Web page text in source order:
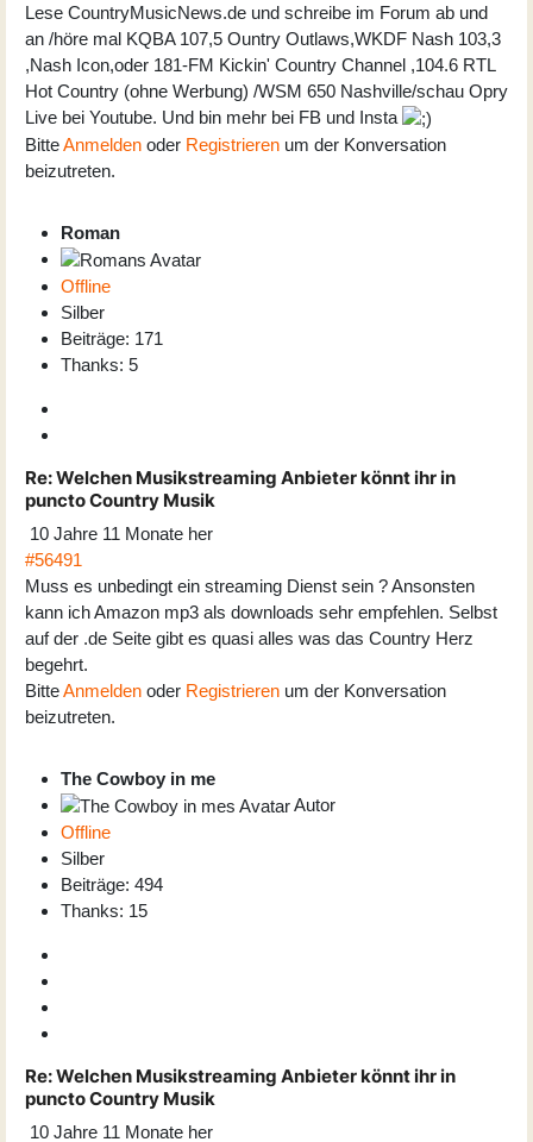
Lese CountryMusicNews.de und schreibe im Forum ab und
an /höre mal KQBA 107,5 Ountry Outlaws,WKDF Nash 103,3
,Nash Icon,oder 181-FM Kickin' Country Channel ,104.6 RTL
Hot Country (ohne Werbung) /WSM 650 Nashville/schau Opry
Live bei Youtube. Und bin mehr bei FB und Insta
BitteAnmelden oder Registrieren um der Konversation
beizutreten.
Roman
Offline
Silber
Beiträge: 171
Thanks: 5
Re:Welchen Musikstreaming Anbieter könnt ihr in
puncto Country Musik
10 Jahre 11 Monate her
#56491
Muss es unbedingt ein streaming Dienst sein ? Ansonsten
kann ich Amazon mp3 als downloads sehr empfehlen. Selbst
auf der .de Seite gibt es quasi alles was das Country Herz
begehrt.
BitteAnmelden oder Registrieren um der Konversation
beizutreten.
The Cowboy in me
Autor
Offline
Silber
Beiträge: 494
Thanks: 15
Re:Welchen Musikstreaming Anbieter könnt ihr in
puncto Country Musik
10 Jahre 11 Monate her